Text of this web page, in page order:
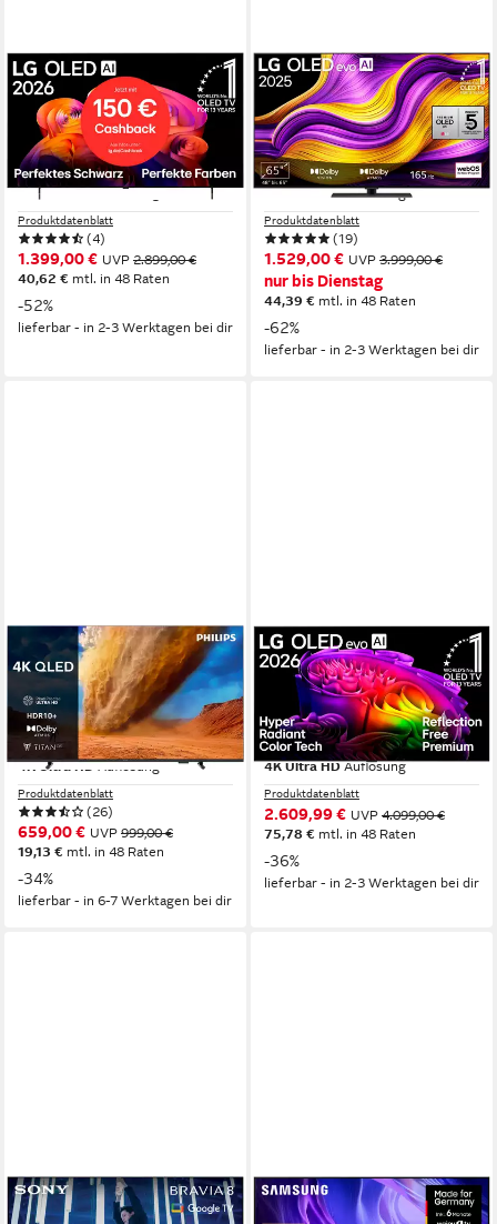
LG
OLED65B6ELC OLED-
Fernseher
164 cm/65 Zoll Diagonale
OLED Bildschirmtechnologie
4K Ultra HD
Auflösung
Produktdatenblatt
(4)
1.399,00 € UVP 2.899,00 €
40,62 € mtl. in 48 Raten
-52%
lieferbar - in 2-3 Werktagen bei dir
LG
OLED65G59LS OLED-
Fernseher
164 cm/65 Zoll Diagonale
OLED evo Bildschirmtechnologie
4K Ultra HD Auflösung
Produktdatenblatt
(19)
1.529,00 € UVP 3.999,00 €
nur bis Dienstag
44,39 € mtl. in 48 Raten
-62%
lieferbar - in 2-3 Werktagen bei dir
PHILIPS
65PUS7800/12 QLED-
Fernseher
164 cm/65 Zoll Diagonale
QLED Bildschirmtechnologie
4K Ultra HD Auflösung
Produktdatenblatt
(26)
659,00 € UVP 999,00 €
19,13 € mtl. in 48 Raten
-34%
lieferbar - in 6-7 Werktagen bei dir
LG
OLED65G67LW OLED-
Fernseher
164 cm/65 Zoll Diagonale
OLED evo
Bildschirmtechnologie
4K Ultra HD Auflösung
Produktdatenblatt
2.609,99 € UVP 4.099,00 €
75,78 € mtl. in 48 Raten
-36%
lieferbar - in 2-3 Werktagen bei dir
SONY SAMSUNG